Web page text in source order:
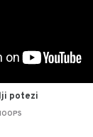
potezi